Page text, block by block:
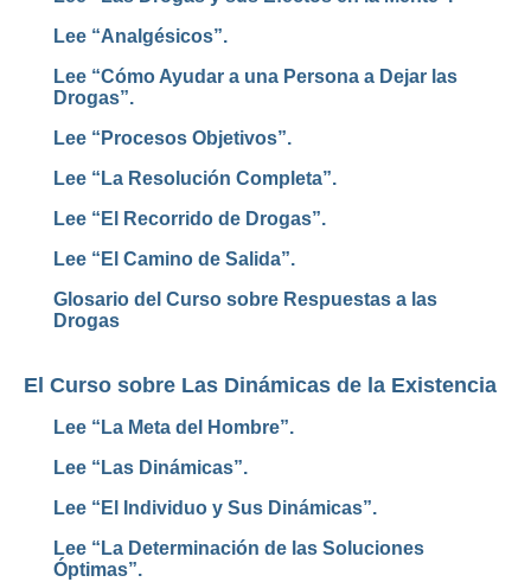
Lee “Analgésicos”.
Lee “Cómo Ayudar a una Persona a Dejar las
Drogas”.
Lee “Procesos Objetivos”.
Lee “La Resolución Completa”.
Lee “El Recorrido de Drogas”.
Lee “El Camino de Salida”.
Glosario del Curso sobre Respuestas a las
Drogas
El Curso sobre Las Dinámicas de la Existencia
Lee “La Meta del Hombre”.
Lee “Las Dinámicas”.
Lee “El Individuo y Sus Dinámicas”.
Lee “La Determinación de las Soluciones
Óptimas”.